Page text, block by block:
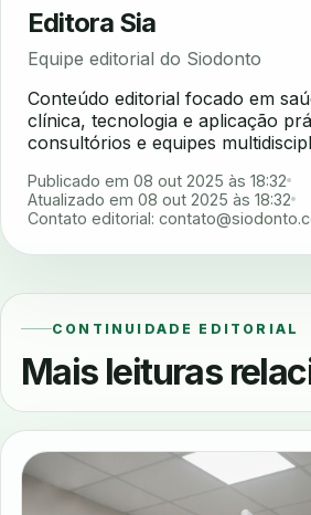
Editora Sia
Equipe editorial do Siodonto
Conteúdo editorial focado em
clínica, tecnologia e aplicação
consultórios e equipes
Publicado em 08 out 2025 às 18:32
Atualizado em 08 out 2025 às 18:32
Contato editorial:
CONTINUIDADE EDITORIAL
Mais leituras